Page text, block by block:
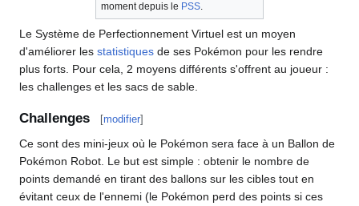
moment depuis le PSS.
Le Système de Perfectionnement Virtuel est un moyen
d'améliorer les statistiques de ses Pokémon pour les rendre
plus forts. Pour cela, 2 moyens différents s'offrent au joueur :
les challenges et les sacs de sable.
Challenges [modifier]
Ce sont des mini-jeux où le Pokémon sera face à un Ballon de
Pokémon Robot. Le but est simple : obtenir le nombre de
points demandé en tirant des ballons sur les cibles tout en
évitant ceux de l'ennemi (le Pokémon perd des points si ces